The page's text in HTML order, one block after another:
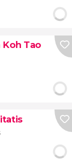
Tao